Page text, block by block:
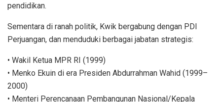
pendidikan.
Sementara di ranah politik, Kwik bergabung dengan PDI
Perjuangan, dan menduduki berbagai jabatan strategis:
• Wakil Ketua MPR RI (1999)
• Menko Ekuin di era Presiden Abdurrahman Wahid (1999–
2000)
• Menteri Perencanaan Pembangunan Nasional/Kepala